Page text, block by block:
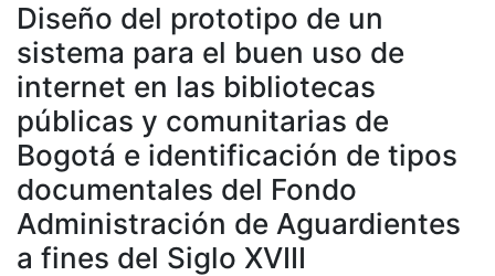
Diseño del prototipo de un
sistema para el buen uso de
internet en las bibliotecas
públicas y comunitarias de
Bogotá e identificación de tipos
documentales del Fondo
Administración de Aguardientes
a fines del Siglo XVIII